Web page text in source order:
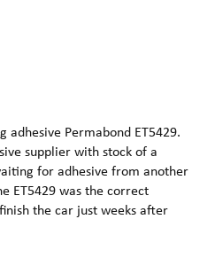
adhesive Permabond ET5429.
supplier with stock of a
for adhesive from another
ET5429 was the correct
the car just weeks after